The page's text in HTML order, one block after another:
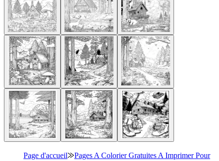
Page d'accueil⨠Pages A Colorier Gratuites A Imprimer Pour